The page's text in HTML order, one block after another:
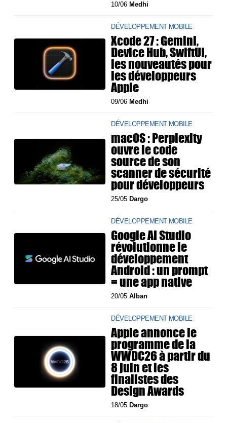
10/06 Medhi
DÉVELOPPEMENT MOBILE
Xcode 27 : Gemini,
Device Hub, SwiftUI,
les nouveautés pour
les développeurs
Apple
09/06 Medhi
DÉVELOPPEMENT MOBILE
macOS : Perplexity
ouvre le code
source de son
scanner de sécurité
pour développeurs
25/05 Dargo
DÉVELOPPEMENT MOBILE
Google AI Studio
révolutionne le
développement
Android : un prompt
= une app native
20/05Alban
DÉVELOPPEMENT MOBILE
Apple annonce le
programme de la
WWDC26 à partir du
8 juin et les
finalistes des
Design Awards
18/05 Dargo